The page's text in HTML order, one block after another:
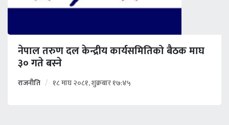
नेपाल तरुण दल केन्द्रीय कार्यसमितिको बैठक माघ
३० गते बस्ने
राजनीति १८ माघ २०८१, शुक्रबार १७:४५